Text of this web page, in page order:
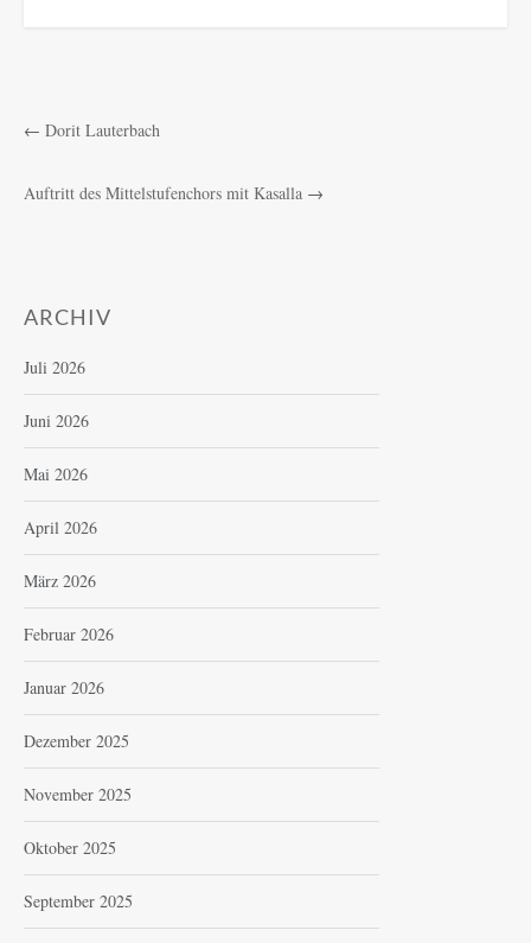
← Dorit Lauterbach
Auftritt des Mittelstufenchors mit Kasalla →
ARCHIV
Juli 2026
Juni 2026
Mai 2026
April 2026
März 2026
Februar 2026
Januar 2026
Dezember 2025
November 2025
Oktober 2025
September 2025